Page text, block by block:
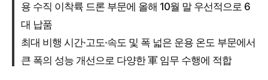
용 수직 이착륙 드론 부문에 올해 10월 말 우선적으로 6
대 납품
최대 비행 시간·고도·속도 및 폭 넓은 운용 온도 부문에서
큰 폭의 성능 개선으로 다양한 軍 임무 수행에 적합